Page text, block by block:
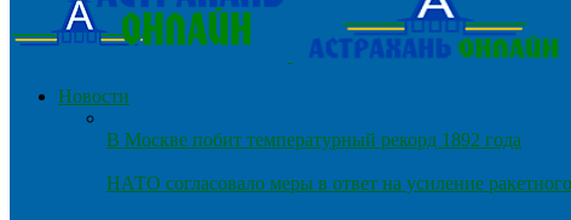
Новости
В Москве побит температурный рекорд 1892 года
НАТО согласовало меры в ответ на усиление